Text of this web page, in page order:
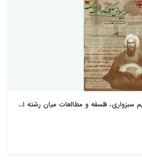
فلسفه و مطالعات میان رشته ا...